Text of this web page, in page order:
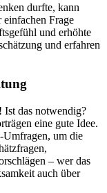
durfte, kann
Frage
und erhöhte
und erfahren
das notwendig?
eine gute Idee.
Umfragen, um die
– wer das
auch über